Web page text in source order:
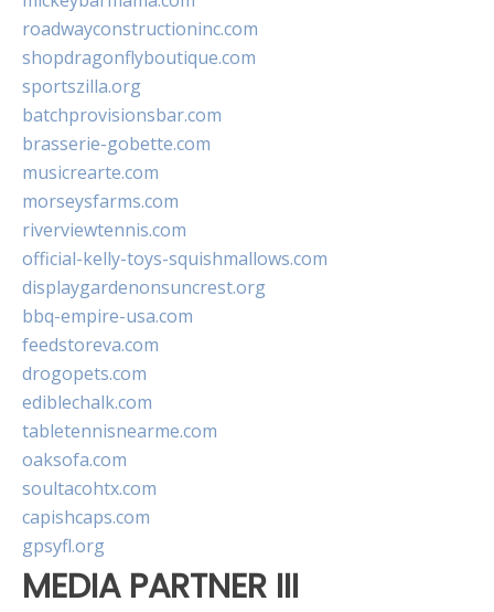
roadwayconstructioninc.com
shopdragonflyboutique.com
sportszilla.org
batchprovisionsbar.com
brasserie-gobette.com
musicrearte.com
morseysfarms.com
riverviewtennis.com
official-kelly-toys-squishmallows.com
displaygardenonsuncrest.org
bbq-empire-usa.com
feedstoreva.com
drogopets.com
ediblechalk.com
tabletennisnearme.com
oaksofa.com
soultacohtx.com
capishcaps.com
gpsyfl.org
MEDIA PARTNER III